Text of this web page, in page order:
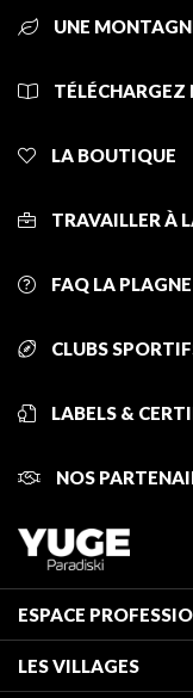
UNE
TÉLÉCHARGEZ
LA BOUTIQUE
TRAVAILLER À
FAQ LA PLAGNE
CLUBS
LABELS &
NOS
ESPACE
Classement des
LES VILLAGES